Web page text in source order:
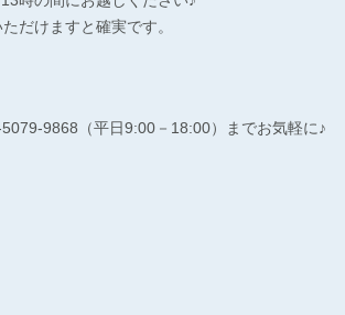
だけますと確実です。
9868（平日9:00－18:00）までお気軽に♪